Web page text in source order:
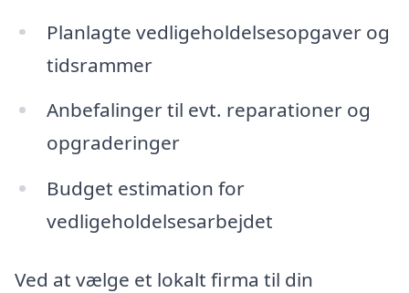
Planlagte vedligeholdelsesopgaver og
tidsrammer
Anbefalinger til evt. reparationer og
opgraderinger
Budget estimation for
vedligeholdelsesarbejdet
Ved at vælge et lokalt firma til din